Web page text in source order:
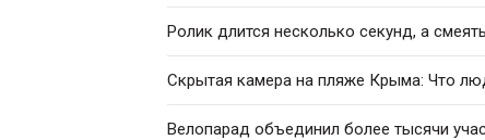
Ролик длится несколько секунд, а
Скрытая камера на пляже Крыма: Что
Велопарад объединил более тысячи